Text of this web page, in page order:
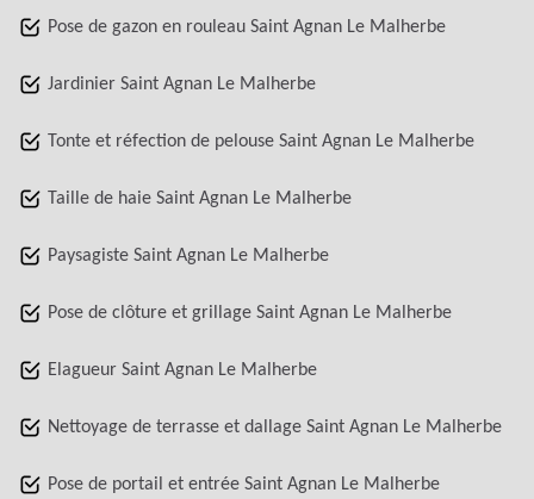
Pose de gazon en rouleau Saint Agnan Le Malherbe
Jardinier Saint Agnan Le Malherbe
Tonte et réfection de pelouse Saint Agnan Le Malherbe
Taille de haie Saint Agnan Le Malherbe
Paysagiste Saint Agnan Le Malherbe
Pose de clôture et grillage Saint Agnan Le Malherbe
Elagueur Saint Agnan Le Malherbe
Nettoyage de terrasse et dallage Saint Agnan Le Malherbe
Pose de portail et entrée Saint Agnan Le Malherbe